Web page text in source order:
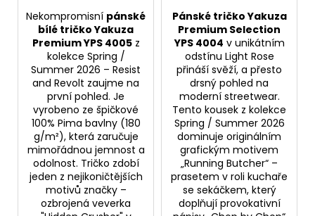
Nekompromisní pánské
bílé tričko Yakuza
Premium YPS 4005z
kolekce Spring /
Summer 2026 – Resist
and Revolt zaujme na
první pohled. Je
vyrobeno ze špičkové
100% Pima bavlny (180
g/m²), která zaručuje
mimořádnou jemnost a
odolnost. Tričko zdobí
jeden z nejikoničtějších
motivů značky –
ozbrojená veverka
Pánské tričko Yakuza
Premium Selection
YPS 4004 v unikátním
odstínu Light Rose
přináší svěží, a přesto
drsný pohled na
moderní streetwear.
Tento kousek z kolekce
Spring / Summer 2026
dominuje originálním
grafickým motivem
„Running Butcher“ –
prasetem v roli kuchaře
se sekáčkem, který
doplňují provokativní